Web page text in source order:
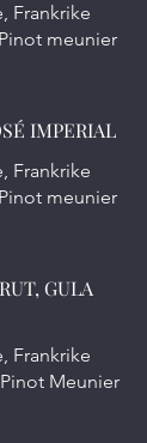
Frankrike
meunier
IMPERIAL
Frankrike
meunier
GULA
Frankrike
Meunier